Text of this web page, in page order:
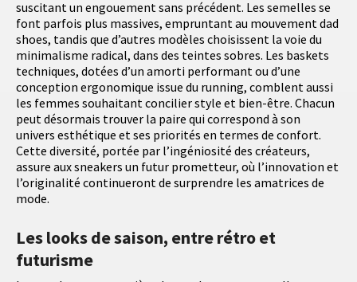
suscitant un engouement sans précédent. Les semelles se
font parfois plus massives, empruntant au mouvement dad
shoes, tandis que d’autres modèles choisissent la voie du
minimalisme radical, dans des teintes sobres. Les baskets
techniques, dotées d’un amorti performant ou d’une
conception ergonomique issue du running, comblent aussi
les femmes souhaitant concilier style et bien-être. Chacun
peut désormais trouver la paire qui correspond à son
univers esthétique et ses priorités en termes de confort.
Cette diversité, portée par l’ingéniosité des créateurs,
assure aux sneakers un futur prometteur, où l’innovation et
l’originalité continueront de surprendre les amatrices de
mode.
Les looks de saison, entre rétro et
futurisme